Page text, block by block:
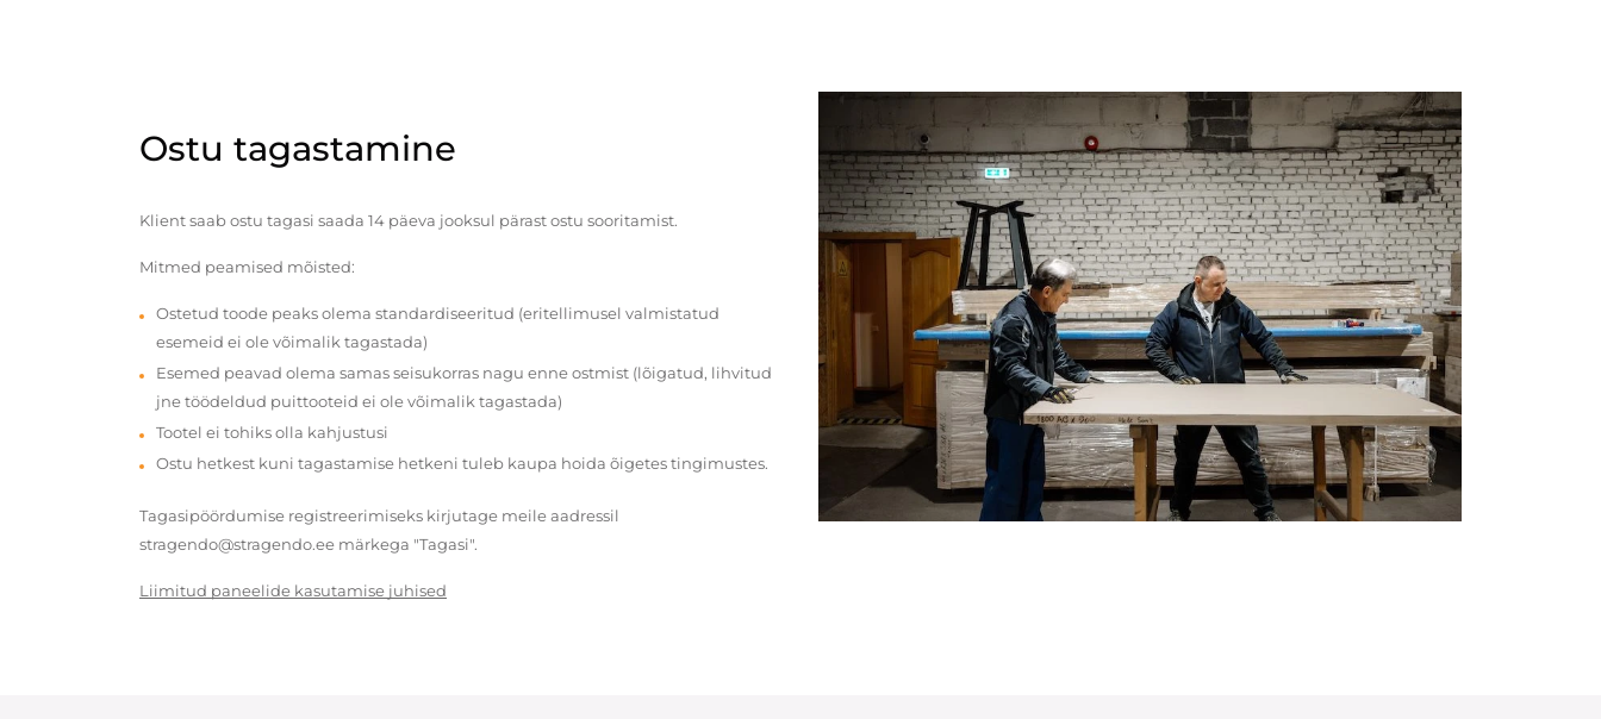
Ostu tagastamine
Klient saab ostu tagasi saada 14 päeva jooksul pärast ostu sooritamist.
Mitmed peamised mõisted:
Ostetud toode peaks olema standardiseeritud (eritellimusel valmistatud
esemeid ei ole võimalik tagastada)
Esemed peavad olema samas seisukorras nagu enne ostmist (lõigatud, lihvitud
jne töödeldud puittooteid ei ole võimalik tagastada)
Tootel ei tohiks olla kahjustusi
Ostu hetkest kuni tagastamise hetkeni tuleb kaupa hoida õigetes tingimustes.
Tagasipöördumise registreerimiseks kirjutage meile aadressil
stragendo@stragendo.ee märkega "Tagasi".
Liimitud paneelide kasutamise juhised